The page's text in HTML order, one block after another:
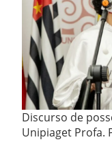
Discurso de
Unipiaget Profa.